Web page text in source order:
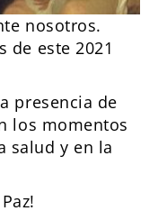
nosotros.
de este 2021
presencia de
los momentos
salud y en la